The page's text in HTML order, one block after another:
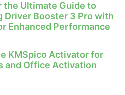
the Ultimate Guide to
Driver Booster 3 Pro with
Enhanced Performance
KMSpico Activator for
and Office Activation